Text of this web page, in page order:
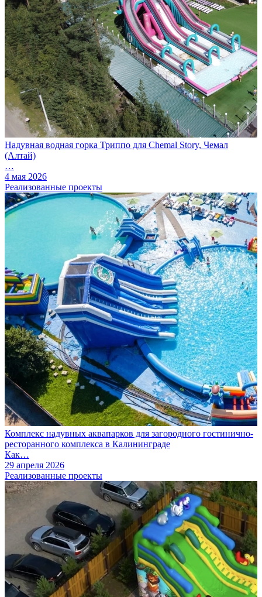
Надувная водная горка Триппо для Chemal Story, Чемал
(Алтай)
…
4 мая 2026
Реализованные проекты
Комплекс надувных аквапарков для загородного гостинично-
ресторанного комплекса в Калининграде
Как…
29 апреля 2026
Реализованные проекты